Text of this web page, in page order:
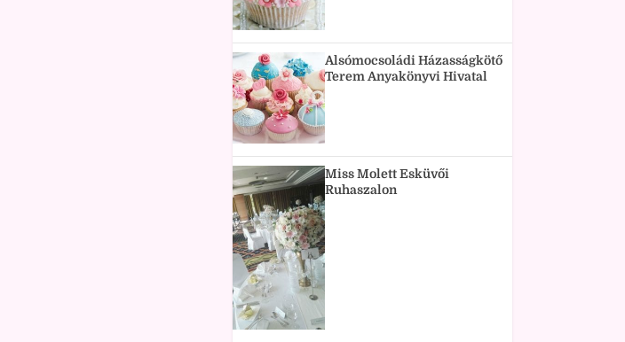
Alsómocsoládi Házasságkötő
Terem Anyakönyvi Hivatal
Miss Molett Esküvői
Ruhaszalon